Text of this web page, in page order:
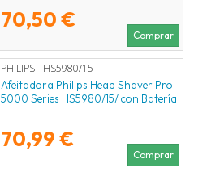
70,50 €
Comprar
PHILIPS - HS5980/15
Afeitadora Philips Head Shaver Pro
5000 Series HS5980/15/ con Batería
70,99 €
Comprar